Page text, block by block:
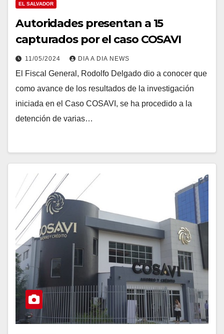
EL SALVADOR
Autoridades presentan a 15
capturados por el caso COSAVI
11/05/2024 DIA A DIA NEWS
El Fiscal General, Rodolfo Delgado dio a conocer que
como avance de los resultados de la investigación
iniciada en el Caso COSAVI, se ha procedido a la
detención de varias…